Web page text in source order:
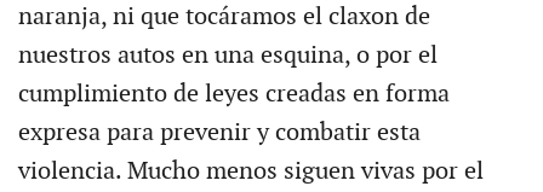
naranja, ni que tocáramos el claxon de
nuestros autos en una esquina, o por el
cumplimiento de leyes creadas en forma
expresa para prevenir y combatir esta
violencia. Mucho menos siguen vivas por el